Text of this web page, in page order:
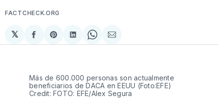
FACTCHECK.ORG
𝕏
Compartir
en
Share
on
Compartir
en
Share
on
Compartir
via
Más de 600.000 personas son actualmente
beneficiarios de DACA en EEUU (Foto:EFE)
Credit: FOTO: EFE/Alex Segura